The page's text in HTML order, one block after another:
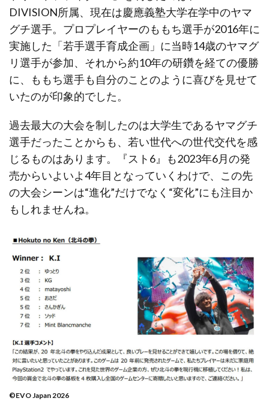
DIVISION所属、現在は慶應義塾大学在学中のヤマ
グチ選手。プロプレイヤーのももち選手が2016年に
実施した「若手選手育成企画」に当時14歳のヤマグ
リ選手が参加、それから約10年の研鑽を経ての優勝
に、ももち選手も自分のことのように喜びを見せて
いたのが印象的でした。
過去最大の大会を制したのは大学生であるヤマグチ
選手だったことからも、若い世代への世代交代を感
じるものはあります。『スト6』も2023年6月の発
売からいよいよ4年目となっていくわけで、この先
の大会シーンは“進化”だけでなく“変化”にも注目か
もしれませんね。
©EVO Japan 2026